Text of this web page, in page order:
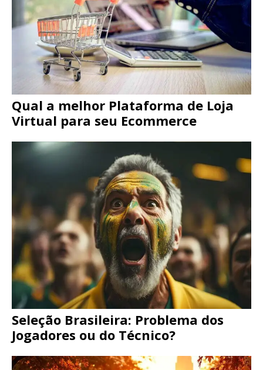
Qual a melhor Plataforma de Loja
Virtual para seu Ecommerce
Seleção Brasileira: Problema dos
Jogadores ou do Técnico?